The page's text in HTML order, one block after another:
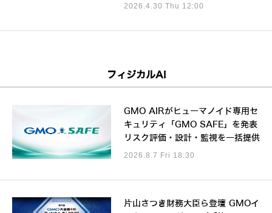
2026.4.30 Thu 12:00
フィジカルAI
GMO AIRがヒューマノイド専用セ
キュリティ「GMO SAFE」を発表
リスク評価・設計・監視を一括提供
2026.8.7 Fri 18:30
片山さつき財務大臣ら登壇 GMOイ